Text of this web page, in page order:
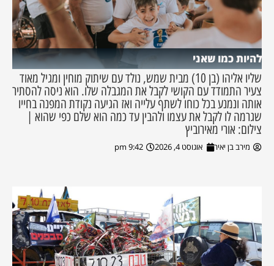
להיות כמו שאני
שליו אליהו (בן 10) מבית שמש, נולד עם שיתוק מוחין ומגיל מאוד
צעיר התמודד עם הקושי לקבל את המגבלה שלו. הוא ניסה להסתיר
אותה ונמנע בכל כוחו לשתף עלייה ואז הגיעה נקודת המפנה בחייו
שגרמה לו לקבל את עצמו ולהבין עד כמה הוא שלם כפי שהוא |
צילום: אורי מאירוביץ
מירב בן יאיר אוגוסט 4, 2026 9:42 pm